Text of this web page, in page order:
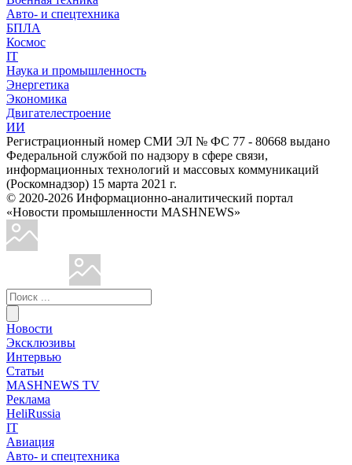
Авто- и спецтехника
БПЛА
Космос
IT
Наука и промышленность
Энергетика
Экономика
Двигателестроение
ИИ
Регистрационный номер СМИ ЭЛ № ФС 77 - 80668 выдано
Федеральной службой по надзору в сфере связи,
информационных технологий и массовых коммуникаций
(Роскомнадзор) 15 марта 2021 г.
© 2020-2026 Информационно-аналитический портал
«Новости промышленности MASHNEWS»
Новости
Эксклюзивы
Интервью
Статьи
MASHNEWS TV
Реклама
HeliRussia
IT
Авиация
Авто- и спецтехника